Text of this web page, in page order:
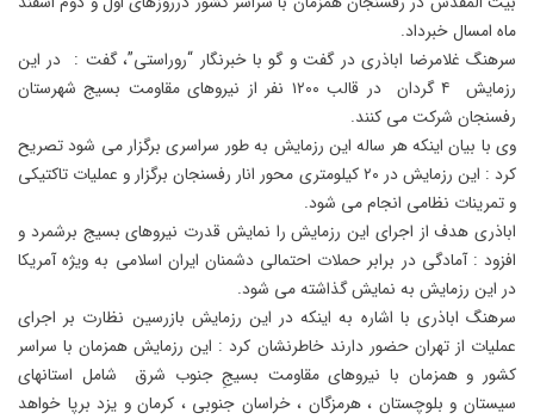
ماه امسال خبرداد.
سرهنگ غلامرضا اباذری در گفت و گو با خبرنگار “روراستی”، گفت : در این
رزمایش ۴ گردان در قالب ۱۲۰۰ نفر از نیروهای مقاومت بسیج شهرستان
رفسنجان شرکت می کنند.
وی با بیان اینکه هر ساله این رزمایش به طور سراسری برگزار می شود تصریح
کرد : این رزمایش در ۲۰ کیلومتری محور انار رفسنجان برگزار و عملیات تاکتیکی
و تمرینات نظامی انجام می شود.
اباذری هدف از اجرای این رزمایش را نمایش قدرت نیروهای بسیج برشمرد و
افزود : آمادگی در برابر حملات احتمالی دشمنان ایران اسلامی به ویژه آمریکا
در این رزمایش به نمایش گذاشته می شود.
سرهنگ اباذری با اشاره به اینکه در این رزمایش بازرسین نظارت بر اجرای
عملیات از تهران حضور دارند خاطرنشان کرد : این رزمایش همزمان با سراسر
کشور و همزمان با نیروهای مقاومت بسیجِ جنوب شرق شامل استانهای
سیستان و بلوچستان ، هرمزگان ، خراسان جنوبی ، کرمان و یزد برپا خواهد